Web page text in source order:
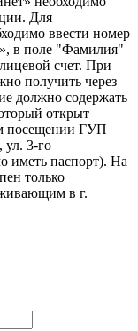
Для
ввести номер
в поле "Фамилия"
счет. При
получить через
должно содержать
открыт
посещении ГУП
ул. 3-го
иметь паспорт). На
только
в г.